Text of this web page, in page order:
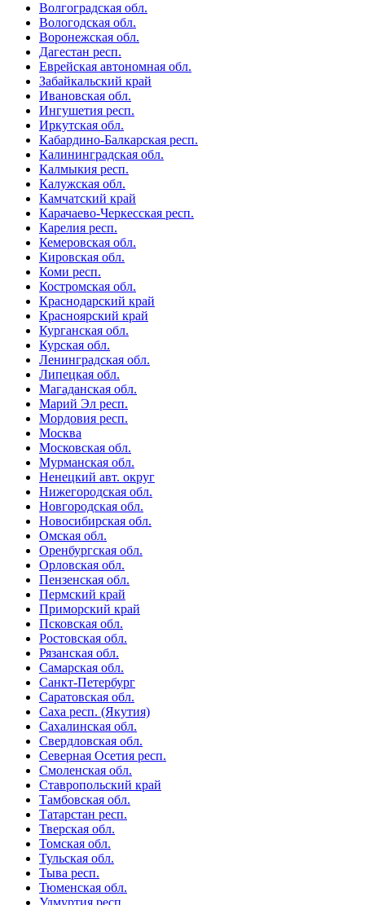
Волгоградская обл.
Вологодская обл.
Воронежская обл.
Дагестан респ.
Еврейская автономная обл.
Забайкальский край
Ивановская обл.
Ингушетия респ.
Иркутская обл.
Кабардино-Балкарская респ.
Калининградская обл.
Калмыкия респ.
Калужская обл.
Камчатский край
Карачаево-Черкесская респ.
Карелия респ.
Кемеровская обл.
Кировская обл.
Коми респ.
Костромская обл.
Краснодарский край
Красноярский край
Курганская обл.
Курская обл.
Ленинградская обл.
Липецкая обл.
Магаданская обл.
Марий Эл респ.
Мордовия респ.
Москва
Московская обл.
Мурманская обл.
Ненецкий авт. округ
Нижегородская обл.
Новгородская обл.
Новосибирская обл.
Омская обл.
Оренбургская обл.
Орловская обл.
Пензенская обл.
Пермский край
Приморский край
Псковская обл.
Ростовская обл.
Рязанская обл.
Самарская обл.
Санкт-Петербург
Саратовская обл.
Саха респ. (Якутия)
Сахалинская обл.
Свердловская обл.
Северная Осетия респ.
Смоленская обл.
Ставропольский край
Тамбовская обл.
Татарстан респ.
Тверская обл.
Томская обл.
Тульская обл.
Тыва респ.
Тюменская обл.
Удмуртия респ.